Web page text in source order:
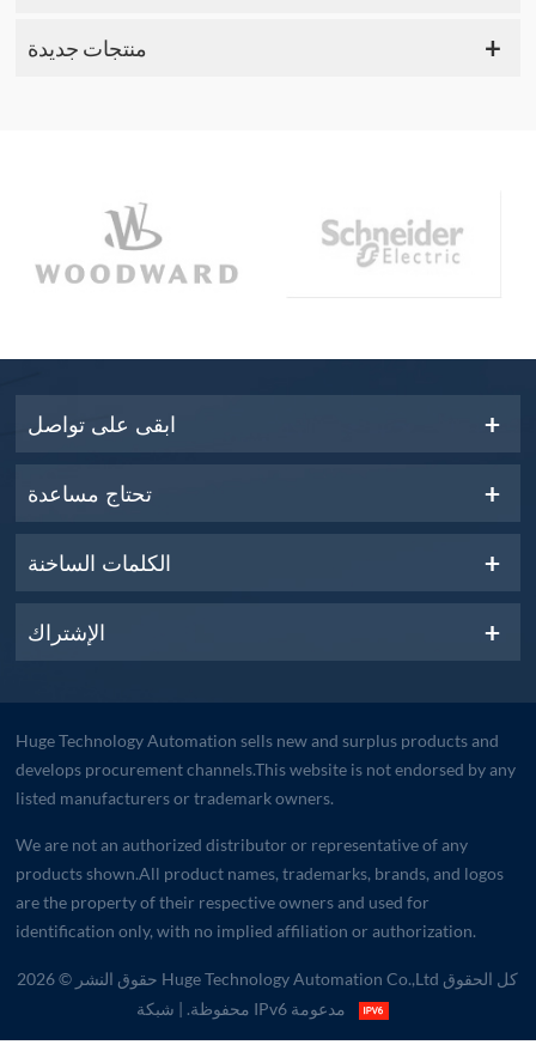
منتجات جديدة
ابقى على تواصل
تحتاج مساعدة
الكلمات الساخنة
الإشتراك
Huge Technology Automation sells new and surplus products and
develops procurement channels.This website is not endorsed by any
listed manufacturers or trademark owners.
We are not an authorized distributor or representative of any
products shown.All product names, trademarks, brands, and logos
are the property of their respective owners and used for
identification only, with no implied affiliation or authorization.
حقوق النشر © 2026 Huge Technology Automation Co.,Ltd كل الحقوق
محفوظة.